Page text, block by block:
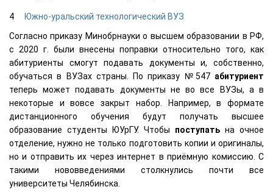
Южно-уральский технологический ВУЗ
Согласно приказу Минобрнауки о высшем образовании в РФ,
с 2020 г. были внесены поправки относительно того, как
абитуриенты смогут подавать документы и, собственно,
обучаться в ВУЗах страны. По приказу №547 абитуриент
теперь может подавать документы не во все ВУЗы, а в
некоторые и вовсе закрыт набор. Например, в формате
дистанционного обучения будут получать высшее
образование студенты ЮУрГУ. Чтобы поступать на очное
отделение, нужно не только подготовить копии и оригиналы,
но и отправить их через интернет в приёмную комиссию. С
такими нововведениями столкнулись почти все
университеты Челябинска.